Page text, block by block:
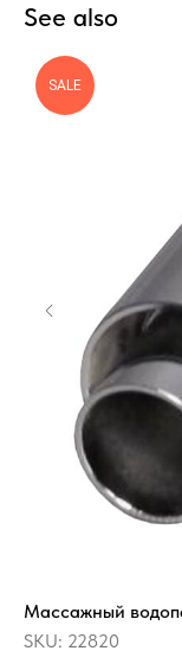
See also
SALE
Массажный
SKU: 22820